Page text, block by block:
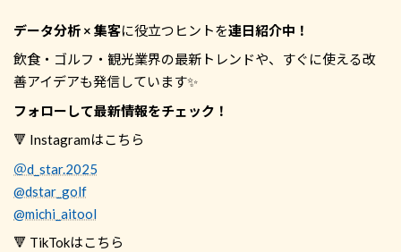
データ分析 × 集客に役立つヒントを連日紹介中！
飲食・ゴルフ・観光業界の最新トレンドや、すぐに使える改
善アイデアも発信しています✨
フォローして最新情報をチェック！
🔻 Instagramはこちら
＠d_star.2025
@dstar_golf
@michi_aitool
🔻 TikTokはこちら